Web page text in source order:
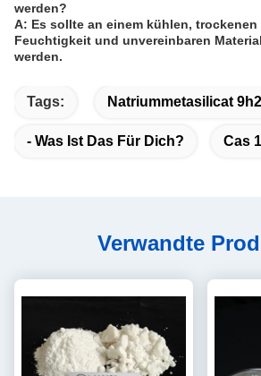
werden?
A: Es sollte an einem kühlen, trockenen
Feuchtigkeit und unvereinbaren
werden.
Tags: Natriummetasilicat
- Was Ist Das Für Dich? Cas
Verwandte